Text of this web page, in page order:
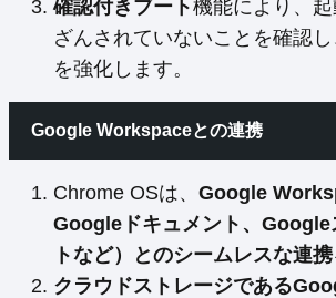
確認付きブート機能により、
ざんされていないことを確認
を強化します。
Google Workspaceとの連携
Chrome OSは、 Google
Googleドキュメント、Google
トなど）とのシームレスな連携
クラウドストレージである